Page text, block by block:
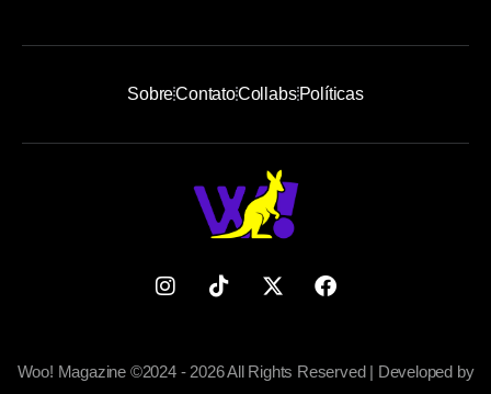
SobreContatoCollabsPolíticas
Woo! Magazine ©2024 - 2026 All Rights Reserved | Developed by